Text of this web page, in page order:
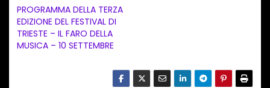
t
o
i
PROGRAMMA DELLA TERZA
EDIZIONE DEL FESTIVAL DI
TRIESTE – IL FARO DELLA
MUSICA – 10 SETTEMBRE